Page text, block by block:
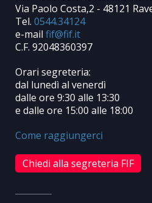
Via Paolo Costa,2 - 48121
Tel. 0544.34124
e-mail
C.F. 92048360397
Orari segreteria:
dal lunedì al venerdì
dalle ore 9:30 alle 13:30
e dalle ore 15:00 alle 18:00
Come raggiungerci
Chiedi alla segreteria FIF